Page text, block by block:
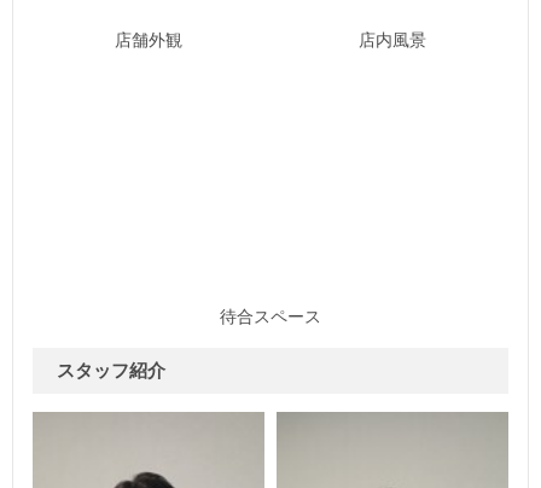
店舗外観 店内風景
待合スペース
スタッフ紹介